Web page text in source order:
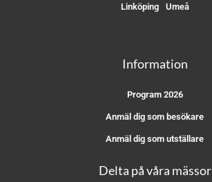
Linköping Umeå
Information
Program 2026
Anmäl dig som besökare
Anmäl dig som utställare
Delta på våra mässor